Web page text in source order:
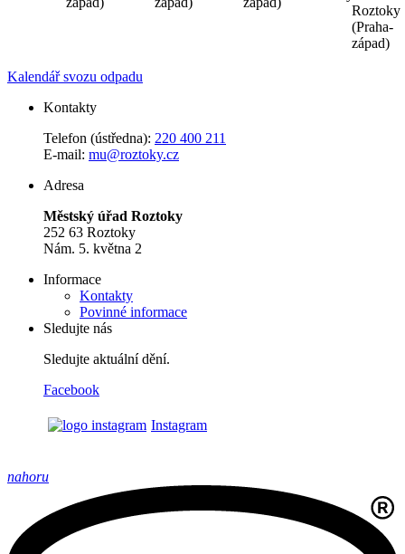
Roztoky
(Praha-
západ)
Kalendář svozu odpadu
Kontakty
Telefon (ústředna): 220 400 211
E-mail: mu@roztoky.cz
Adresa
Městský úřad Roztoky
252 63 Roztoky
Nám. 5. května 2
Informace
Kontakty
Povinné informace
Sledujte nás
Sledujte aktuální dění.
Facebook
Instagram
nahoru